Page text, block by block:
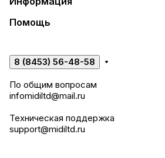
Помощь
8 (8453) 56-48-58
По общим вопросам
infomidiltd@mail.ru
Техническая поддержка
support@midiltd.ru